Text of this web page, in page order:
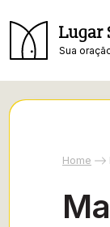
Lugar
Sua
Home